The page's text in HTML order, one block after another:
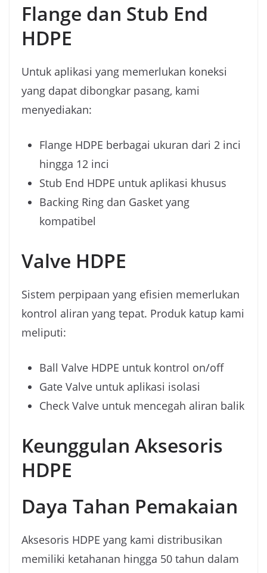
Flange dan Stub End
HDPE
Untuk aplikasi yang memerlukan koneksi
yang dapat dibongkar pasang, kami
menyediakan:
Flange HDPE berbagai ukuran dari 2 inci
hingga 12 inci
Stub End HDPE untuk aplikasi khusus
Backing Ring dan Gasket yang
kompatibel
Valve HDPE
Sistem perpipaan yang efisien memerlukan
kontrol aliran yang tepat. Produk katup kami
meliputi:
Ball Valve HDPE untuk kontrol on/off
Gate Valve untuk aplikasi isolasi
Check Valve untuk mencegah aliran balik
Keunggulan Aksesoris
HDPE
Daya Tahan Pemakaian
Aksesoris HDPE yang kami distribusikan
memiliki ketahanan hingga 50 tahun dalam